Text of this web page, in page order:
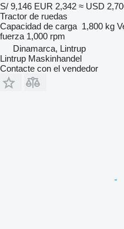
S/ 9,146 EUR 2,342 ≈ USD
Tractor de ruedas
Capacidad de carga 1,800 kg
fuerza 1,000 rpm
Dinamarca, Lintrup
Lintrup Maskinhandel
Contacte con el vendedor